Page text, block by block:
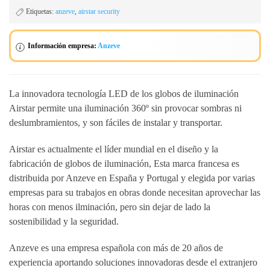
Etiquetas: anzeve, airstar security
Información empresa: Anzeve
La innovadora tecnología LED de los globos de iluminación
Airstar permite una iluminación 360º sin provocar sombras ni
deslumbramientos, y son fáciles de instalar y transportar.
Airstar es actualmente el líder mundial en el diseño y la
fabricación de globos de iluminación, Esta marca francesa es
distribuida por Anzeve en España y Portugal y elegida por varias
empresas para su trabajos en obras donde necesitan aprovechar las
horas con menos ilminación, pero sin dejar de lado la
sostenibilidad y la seguridad.
Anzeve es una empresa española con más de 20 años de
experiencia aportando soluciones innovadoras desde el extranjero